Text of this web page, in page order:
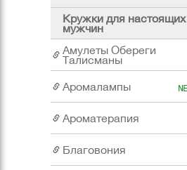
Кружки для настоящих
мужчин
Амулеты Обереги
Талисманы
Аромалампы
Ароматерапия
Благовония